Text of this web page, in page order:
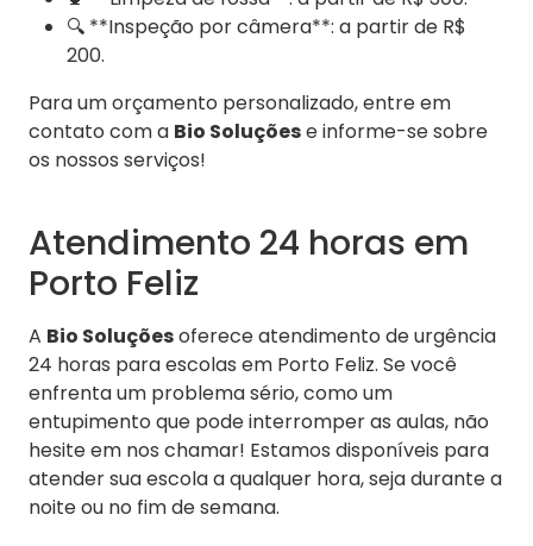
🔍 **Inspeção por câmera**: a partir de R$
200.
Para um orçamento personalizado, entre em
contato com a Bio Soluçõese informe-se sobre
os nossos serviços!
Atendimento 24 horas em
Porto Feliz
A Bio Soluçõesoferece atendimento de urgência
24 horas para escolas em Porto Feliz. Se você
enfrenta um problema sério, como um
entupimento que pode interromper as aulas, não
hesite em nos chamar! Estamos disponíveis para
atender sua escola a qualquer hora, seja durante a
noite ou no fim de semana.